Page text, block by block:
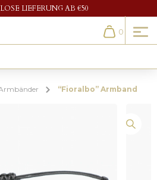
LIEFERUNG AB €50
Cart
0
“Fioralbo” Armband